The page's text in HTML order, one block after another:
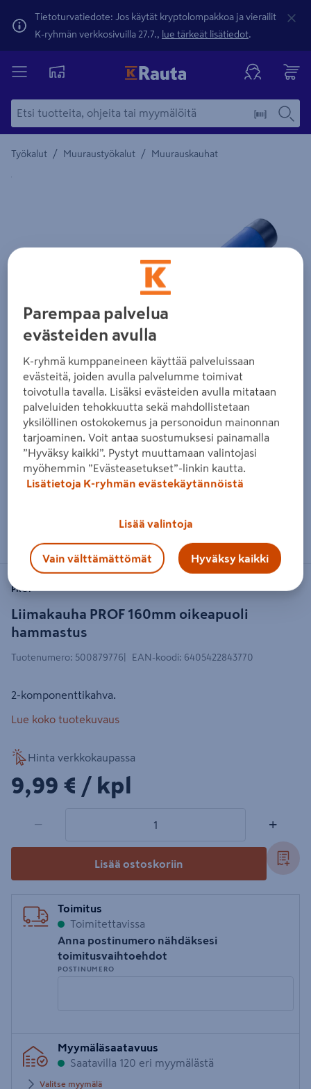
Tietoturvatiedote: Jos käytät kryptolompakkoa ja vierailit
K-ryhmän verkkosivuilla 27.7., lue tärkeät lisätiedot.
Työkalut / Muuraustyökalut / Muurauskauhat
Yksityiskohtainen kuvaus löytyy Tuotteen kuvaus -
Zoomaa kuvaa sormilla kosketusnäytöllä
Liimakauha PROF 160mm oikeapuoli
hammastus
PROF
Tuotenumero: 500879776 EAN-koodi: 6405422843770
2-komponenttikahva.
Lue koko tuotekuvaus
Hinta verkkokaupassa
9,99€/kpl
9,99 € / kpl
− +
Lisää ostoskoriin
Toimitus
Toimitettavissa
Anna postinumero nähdäksesi
toimitusvaihtoehdot
POSTINUMERO
postinumero
Myymäläsaatavuus
Saatavilla 120 eri myymälästä
Valitse myymälä
Parempaa palvelua
evästeiden avulla
K-ryhmä kumppaneineen käyttää palveluissaan
evästeitä, joiden avulla palvelumme toimivat
toivotulla tavalla. Lisäksi evästeiden avulla mitataan
palveluiden tehokkuutta sekä mahdollistetaan
yksilöllinen ostokokemus ja personoidun mainonnan
tarjoaminen. Voit antaa suostumuksesi painamalla
”Hyväksy kaikki”. Pystyt muuttamaan valintojasi
myöhemmin ”Evästeasetukset”-linkin kautta.
Lisätietoja K-ryhmän evästekäytännöistä
Lisää valintoja
Vain välttämättömät Hyväksy kaikki